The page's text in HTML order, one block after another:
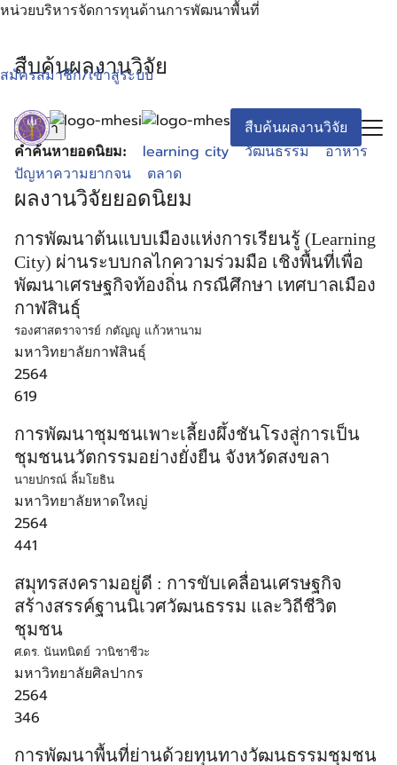
Skip
content
หน่วยบริหารจัดการทุนด้านการพัฒนาพื้นที่
สมัครสมาชิก/เข้าสู่ระบบ
สืบค้นผลงานวิจัย
Search
for:
สืบค้นผลงานวิจัย
ค้นหา
คำค้นหายอดนิยม: learning city วัฒนธรรม
อาหาร
ปัญหาความยากจน
ตลาด
ผลงานวิจัยยอดนิยม
การพัฒนาต้นแบบเมืองแห่งการเรียนรู้ (Learning
City) ผ่านระบบกลไกความร่วมมือ เชิงพื้นที่เพื่อ
พัฒนาเศรษฐกิจท้องถิ่น กรณีศึกษา เทศบาลเมือง
กาฬสินธุ์
รองศาสตราจารย์ กตัญญู แก้วหานาม
มหาวิทยาลัยกาฬสินธุ์
2564
619
การพัฒนาชุมชนเพาะเลี้ยงผึ้งชันโรงสู่การเป็น
ชุมชนนวัตกรรมอย่างยั่งยืน จังหวัดสงขลา
นายปกรณ์ ลิ้มโยธิน
มหาวิทยาลัยหาดใหญ่
2564
441
สมุทรสงครามอยู่ดี : การขับเคลื่อนเศรษฐกิจ
สร้างสรรค์ฐานนิเวศวัฒนธรรม และวิถีชีวิต
ชุมชน
ศ.ดร. นันทนิตย์ วานิชาชีวะ
มหาวิทยาลัยศิลปากร
2564
346
การพัฒนาพื้นที่ย่านด้วยทุนทางวัฒนธรรมชุมชน